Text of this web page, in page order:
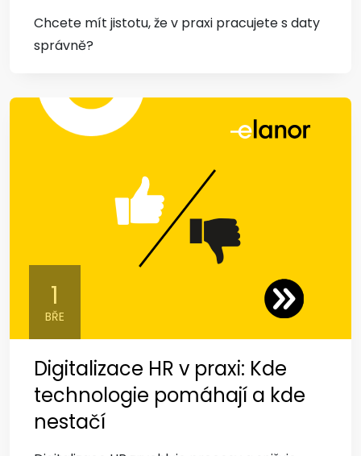
Chcete mít jistotu, že v praxi pracujete s daty
správně?
1
BŘE
Digitalizace HR v praxi: Kde
technologie pomáhají a kde
nestačí